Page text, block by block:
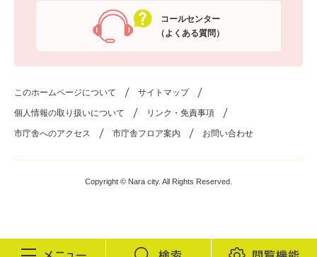
コールセンター
（よくある質問）
このホームページについて サイトマップ
個人情報の取り扱いについて リンク・免責事項
市庁舎へのアクセス 市庁舎フロア案内 お問い合わせ
Copyright © Nara city. All Rights Reserved.